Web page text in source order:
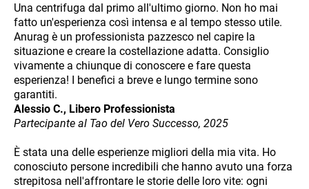
Una centrifuga dal primo all'ultimo giorno. Non ho mai
fatto un'esperienza così intensa e al tempo stesso utile.
Anurag è un professionista pazzesco nel capire la
situazione e creare la costellazione adatta. Consiglio
vivamente a chiunque di conoscere e fare questa
esperienza! I benefici a breve e lungo termine sono
garantiti.
Alessio C., Libero Professionista
Partecipante al Tao del Vero Successo, 2025
È stata una delle esperienze migliori della mia vita. Ho
conosciuto persone incredibili che hanno avuto una forza
strepitosa nell'affrontare le storie delle loro vite: ogni